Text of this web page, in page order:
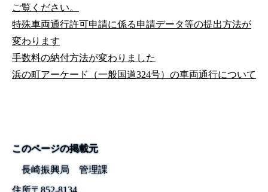
ご覧ください。
特殊車両通行許可申請に係る申請データ等の提出方法が
変わります
手数料の納付方法が変わりました
浜の町アーケード（一般国道324号）の車両通行について
このページの掲載元
長崎振興局 管理課